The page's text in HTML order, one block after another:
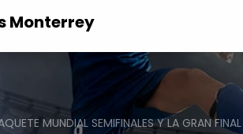
MUNDIAL SEMIFINALES Y LA GRAN